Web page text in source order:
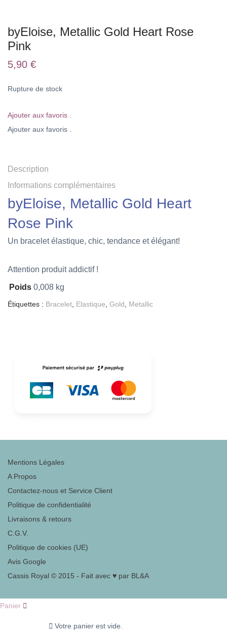
byEloise, Metallic Gold Heart Rose
Pink
5,90 €
Rupture de stock
Ajouter aux favoris .
Ajouter aux favoris .
Description
Informations complémentaires
byEloise, Metallic Gold Heart
Rose Pink
Un bracelet élastique, chic, tendance et élégant!
Attention produit addictif !
Poids 0,008 kg
Étiquettes : Bracelet Elastique Gold Metallic
Mentions Légales
A Propos
Contactez-nous et Service Client
Politique de confidentialité
Livraisons & retours
C.G.V.
Politique de cookies (UE)
Avis Google
Cassis Royal © 2015 - Fait avec ♥ par BL&A
Panier
Votre panier est vide.